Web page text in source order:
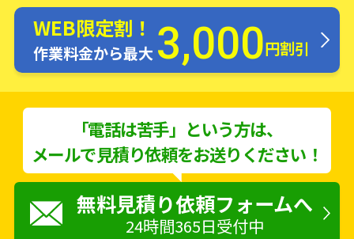
WEB限定割！
作業料金から最大 3,000円割引
「電話は苦手」という方は、
メールで見積り依頼をお送りください！
無料見積り依頼フォームへ
24時間365日受付中